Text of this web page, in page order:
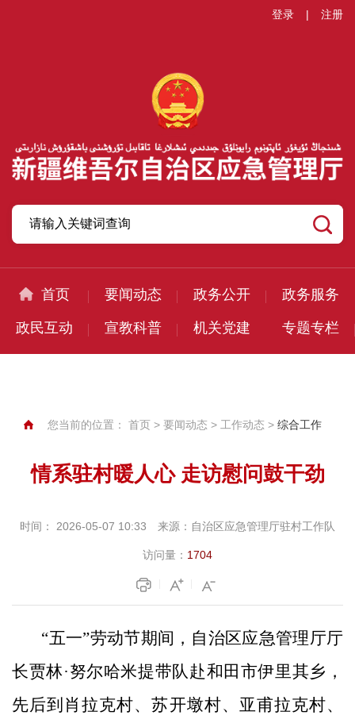
登录 | 注册
首页 要闻动态 政务公开 政务服务
政民互动 宣教科普 机关党建 专题专栏
您当前的位置： 首页 > 要闻动态 > 工作动态 > 综合工作
情系驻村暖人心 走访慰问鼓干劲
时间： 2026-05-07 10:33 来源： 自治区应急管理厅驻村工作队
访问量： 1704
“五一”劳动节期间，自治区应急管理厅厅
长贾林·努尔哈米提带队赴和田市伊里其乡，
先后到 肖拉克村、苏开墩村、亚甫拉克村、